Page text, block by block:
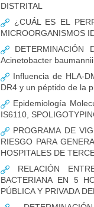
DISTRITAL
¿CUÁL ES EL
MICROORGANISMOS
DETERMINACIÓN
Acinetobacter
Influencia de HLA-
DR4 y un péptido de la
Epidemiología
IS6110,
PROGRAMA DE
RIESGO PARA
HOSPITALES DE
RELACIÓN
BACTERIANA EN 5
PÚBLICA Y PRIVADA